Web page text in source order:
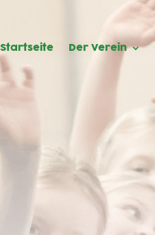
Startseite Der Verein